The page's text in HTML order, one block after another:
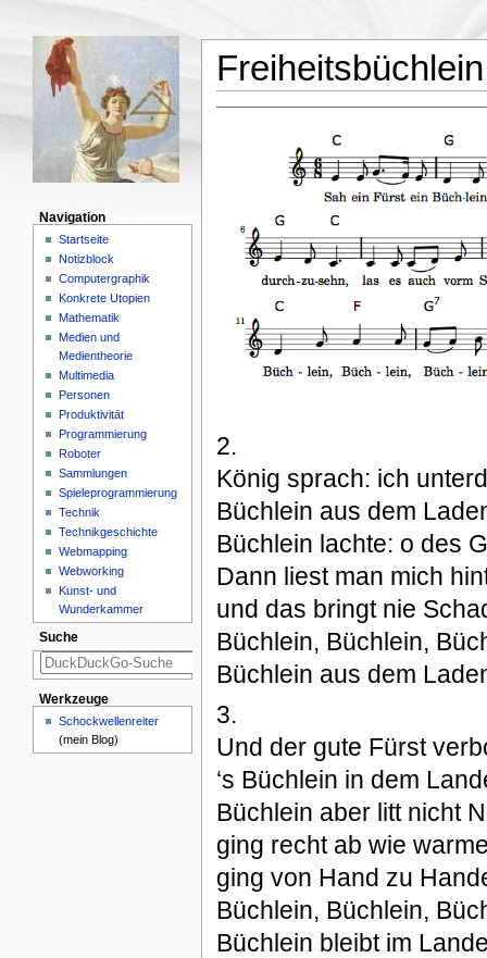
Freiheitsbüchlein
2.
König sprach: ich
Büchlein aus dem
Büchlein lachte: o des
Dann liest man mich
und das bringt nie
Büchlein, Büchlein,
Büchlein aus dem
3.
Und der gute Fürst
‘s Büchlein in dem
Büchlein aber litt nicht
ging recht ab wie
ging von Hand zu
Büchlein, Büchlein,
Büchlein bleibt im
Navigation
Startseite
Notizblock
Computergraphik
Konkrete Utopien
Mathematik
Medien und
Medientheorie
Multimedia
Personen
Produktivität
Programmierung
Roboter
Sammlungen
Spieleprogrammierung
Technik
Technikgeschichte
Webmapping
Webworking
Kunst- und
Wunderkammer
Suche
Werkzeuge
Schockwellenreiter
(mein Blog)